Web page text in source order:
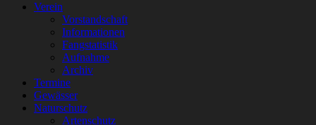
Verein
Vorstandschaft
Informationen
Fangstatistik
Aufnahme
Archiv
Termine
Gewässer
Naturschutz
Artenschutz